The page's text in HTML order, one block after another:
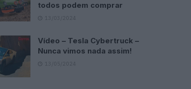
todos podem comprar
13/03/2024
Vídeo – Tesla Cybertruck –
Nunca vimos nada assim!
13/05/2024